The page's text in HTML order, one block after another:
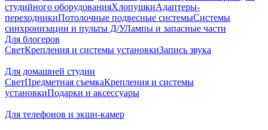
студийного оборудованияХлопушкиАдаптеры-
переходникиПотолочные подвесные системыСистемы
синхронизации и пульты Д/УЛампы и запасные части
Для блогеров
СветКрепления и системы установкиЗапись звука
Для домашней студии
СветПредметная съемкаКрепления и системы
установкиПодарки и аксессуары
Для телефонов и экшн-камер